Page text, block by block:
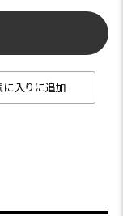
に入りに追加